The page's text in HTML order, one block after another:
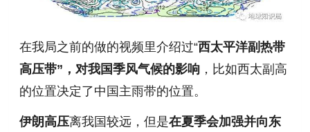
在我局之前的做的视频里介绍过“西太平洋副热带
高压带”，对我国季风气候的影响 ，比如西太副高
的位置决定了中国主雨带的位置。
伊朗高压离我国较远，但是在夏季会加强并向东